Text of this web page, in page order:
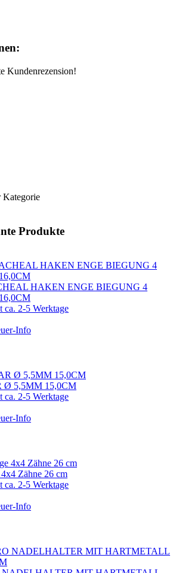
Kundenrezension!
Kategorie
Produkte
HAKEN ENGE BIEGUNG 4
2-5 Werktage
Info
Ø 5,5MM 15,0CM
2-5 Werktage
Info
Zähne 26 cm
2-5 Werktage
Info